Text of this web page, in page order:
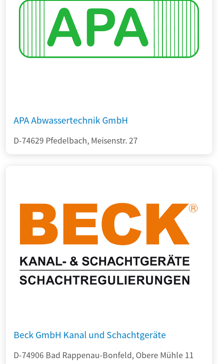
APA Abwassertechnik GmbH
D-74629 Pfedelbach, Meisenstr. 27
Beck GmbH Kanal und Schachtgeräte
D-74906 Bad Rappenau-Bonfeld, Obere Mühle 11